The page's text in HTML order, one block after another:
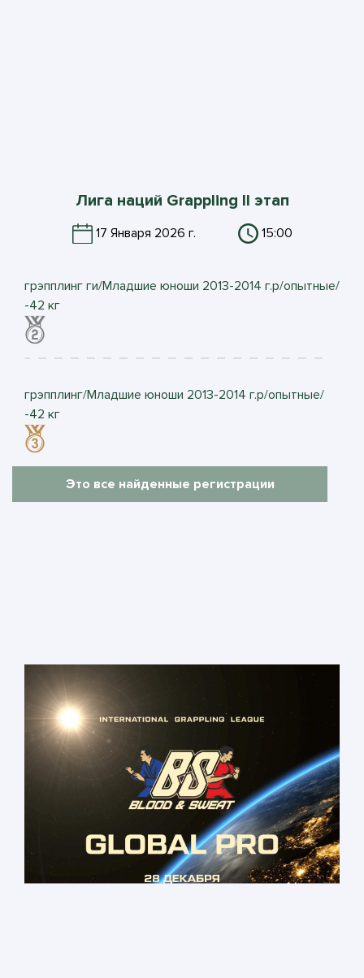
Лига наций Grappling II этап
17 Января 2026 г. 15:00
грэпплинг ги/Младшие юноши 2013-2014 г.р/опытные/
-42 кг
грэпплинг/Младшие юноши 2013-2014 г.р/опытные/
-42 кг
Это все найденные регистрации